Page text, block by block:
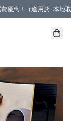
優惠！（適用於 本地
運費優惠！（適用於